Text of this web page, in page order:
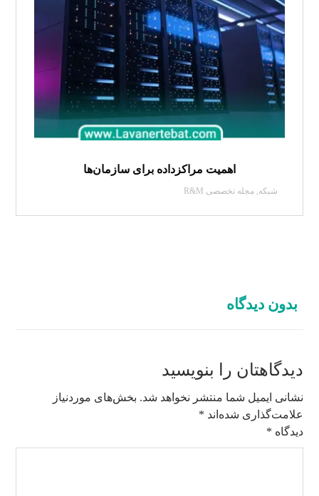
اهمیت مراکزداده برای سازمان‌ها
شبکه ,مجله تخصصی R&M
بدون دیدگاه
دیدگاهتان را بنویسید
نشانی ایمیل شما منتشر نخواهد شد. بخش‌های موردنیاز
علامت‌گذاری شده‌اند *
دیدگاه *